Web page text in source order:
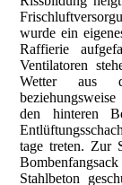
wurde ein
Raffierie
Ventilatoren
Wetter aus
den hinteren
tage treten. Zur
Stahlbeton